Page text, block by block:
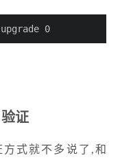
0
验证
方式就不多说了,和